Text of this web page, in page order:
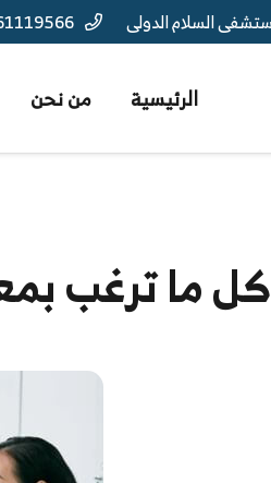
الرئيسية من نحن
كل ما ترغب